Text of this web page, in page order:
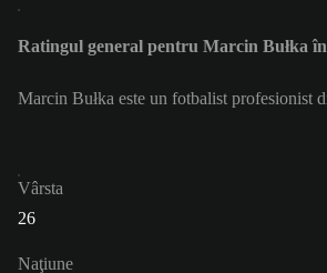
Ratingul general pentru Marcin Bułka
Marcin Bułka este un fotbalist profesionist
Vârsta
26
Naţiune